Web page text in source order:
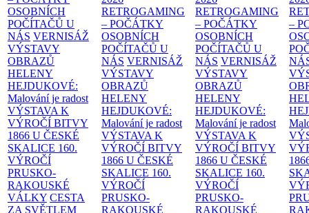
OSOBNÍCH
POČÍTAČŮ U
NÁS VERNISÁŽ
VÝSTAVY
OBRAZŮ
HELENY
HEJDUKOVÉ:
Malování je radost
VÝSTAVA K
VÝROČÍ BITVY
1866 U ČESKÉ
SKALICE 160.
VÝROČÍ
PRUSKO-
RAKOUSKÉ
VÁLKY CESTA
ZA SVĚTLEM
RETROGAMING
– POČÁTKY
OSOBNÍCH
POČÍTAČŮ U
NÁS VERNISÁŽ
VÝSTAVY
OBRAZŮ
HELENY
HEJDUKOVÉ:
Malování je radost
VÝSTAVA K
VÝROČÍ BITVY
1866 U ČESKÉ
SKALICE 160.
VÝROČÍ
PRUSKO-
RAKOUSKÉ
RETROGAMING
– POČÁTKY
OSOBNÍCH
POČÍTAČŮ U
NÁS VERNISÁŽ
VÝSTAVY
OBRAZŮ
HELENY
HEJDUKOVÉ:
Malování je radost
VÝSTAVA K
VÝROČÍ BITVY
1866 U ČESKÉ
SKALICE 160.
VÝROČÍ
PRUSKO-
RAKOUSKÉ
–